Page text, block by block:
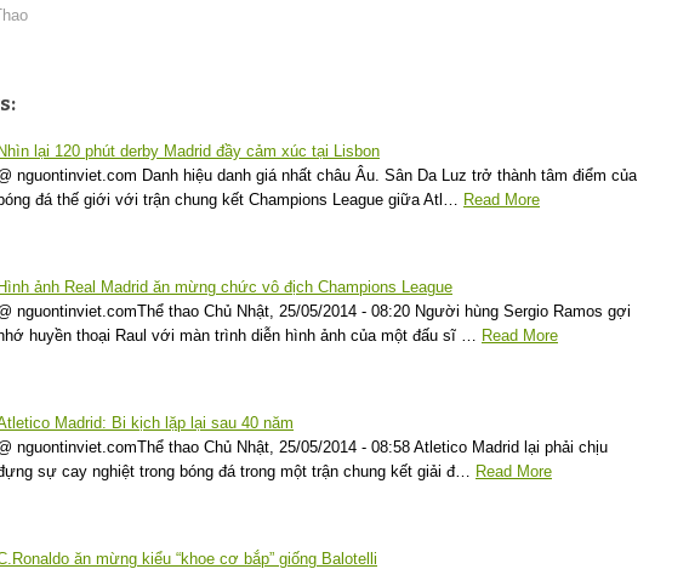
lại 120 phút derby Madrid đầy cảm xúc tại Lisbon
nguontinviet.com Danh hiệu danh giá nhất châu Âu. Sân Da Luz trở thành tâm điểm của
đá thế giới với trận chung kết Champions League giữa Atl…
Read More
ảnh Real Madrid ăn mừng chức vô địch Champions League
nguontinviet.comThể thao Chủ Nhật, 25/05/2014 - 08:20 Người hùng Sergio Ramos gợi
huyền thoại Raul với màn trình diễn hình ảnh của một đấu sĩ …
Read More
Madrid: Bi kịch lặp lại sau 40 năm
nguontinviet.comThể thao Chủ Nhật, 25/05/2014 - 08:58 Atletico Madrid lại phải chịu
sự cay nghiệt trong bóng đá trong một trận chung kết giải đ…
Read More
ăn mừng kiểu “khoe cơ bắp” giống Balotelli